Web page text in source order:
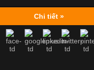
Chi tiết »